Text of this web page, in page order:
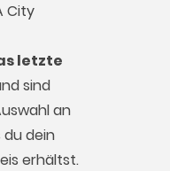
City
letzte
sind
an
du dein
erhältst.